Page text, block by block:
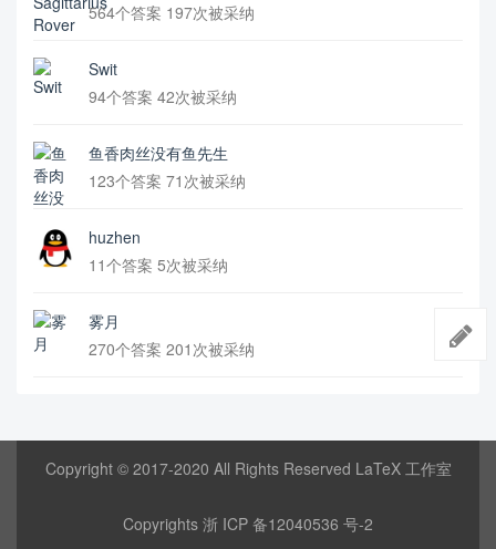
564个答案 197次被采纳
Swit
94个答案 42次被采纳
鱼香肉丝没有鱼先生
123个答案 71次被采纳
huzhen
11个答案 5次被采纳
雾月
270个答案 201次被采纳
Copyright © 2017-2020 All Rights Reserved LaTeX 工作室
Copyrights 浙 ICP 备12040536 号-2